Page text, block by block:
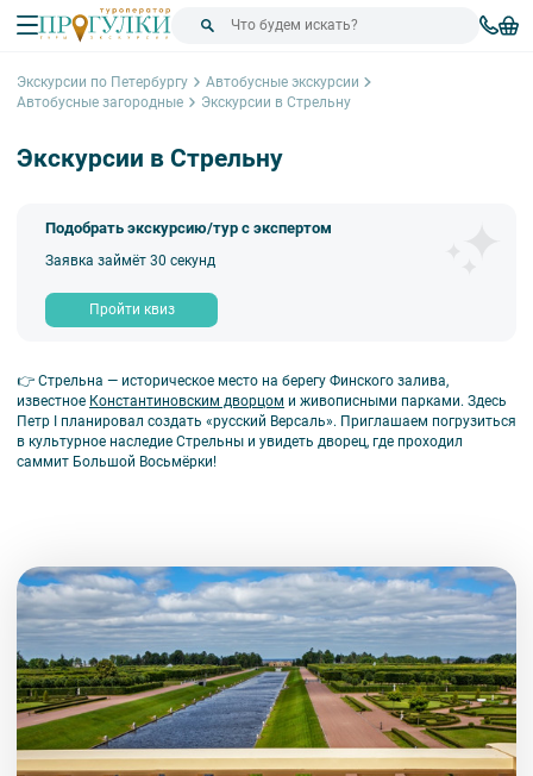
Экскурсии по Петербургу
Автобусные экскурсии
Автобусные загородные
Экскурсии в Стрельну
Экскурсии в Стрельну
Подобрать экскурсию/тур с экспертом
Заявка займёт 30 секунд
Пройти квиз
👉 Стрельна — историческое место на берегу Финского залива,
известное Константиновским дворцом и живописными парками. Здесь
Петр I планировал создать «русский Версаль». Приглашаем погрузиться
в культурное наследие Стрельны и увидеть дворец, где проходил
саммит Большой Восьмёрки!